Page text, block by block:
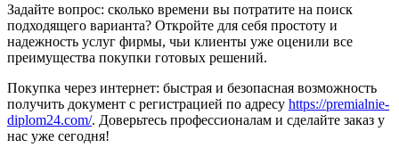
Задайте вопрос: сколько времени вы потратите на поиск
подходящего варианта? Откройте для себя простоту и
надежность услуг фирмы, чьи клиенты уже оценили все
преимущества покупки готовых решений.
Покупка через интернет: быстрая и безопасная возможность
получить документ с регистрацией по адресу https://premialnie-
diplom24.com/. Доверьтесь профессионалам и сделайте заказ у
нас уже сегодня!